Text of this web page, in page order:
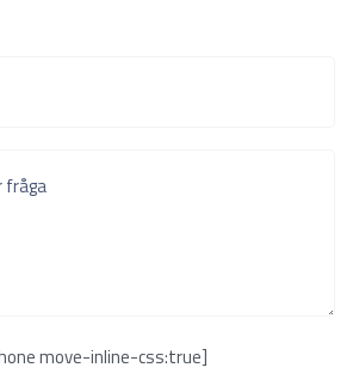
fråga
move-inline-css:true]